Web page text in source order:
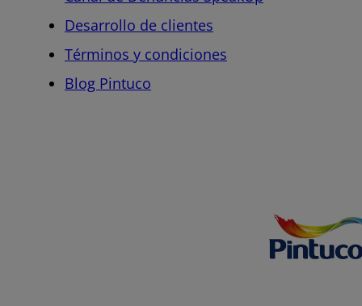
Desarrollo de clientes
Términos y condiciones
Blog Pintuco